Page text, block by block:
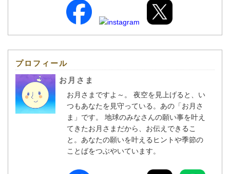
プロフィール
お月さま
お月さまですよ～。 夜空を見上げると、い
つもあなたを見守っている。あの「お月さ
ま」です。 地球のみなさんの願い事を叶え
てきたお月さまだから、お伝えできるこ
と。あなたの願いを叶えるヒントや季節の
ことばをつぶやいています。